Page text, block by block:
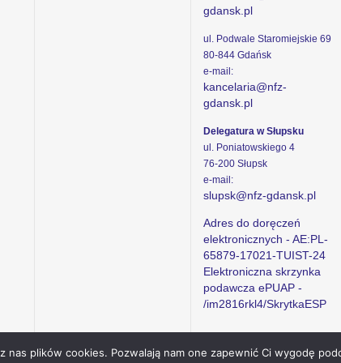
gdansk.pl
ul. Podwale Staromiejskie 69
80-844 Gdańsk
e-mail:
kancelaria@nfz-
gdansk.pl
Delegatura w Słupsku
ul. Poniatowskiego 4
76-200 Słupsk
e-mail:
slupsk@nfz-gdansk.pl
Adres do doręczeń
elektronicznych - AE:PL-
65879-17021-TUIST-24
Elektroniczna skrzynka
podawcza ePUAP -
/im2816rkl4/SkrytkaESP
plików cookies. Pozwalają nam one zapewnić Ci wygodę